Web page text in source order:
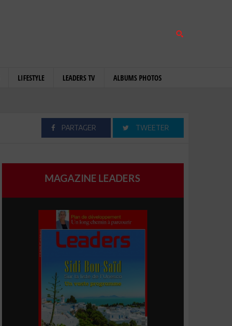
LIFESTYLE LEADERS TV ALBUMS PHOTOS
PARTAGER TWEETER
MAGAZINE LEADERS